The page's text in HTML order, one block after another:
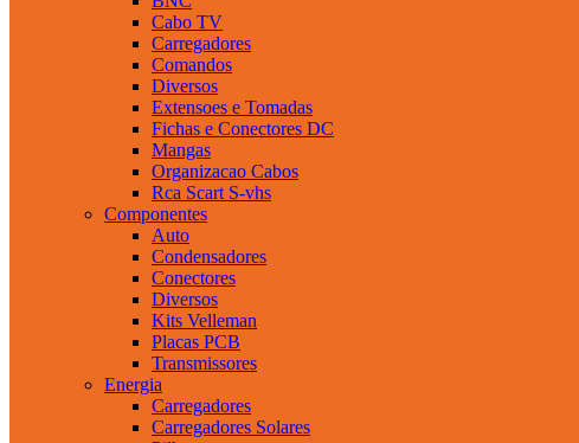
Cabo TV
Carregadores
Comandos
Diversos
Extensoes e Tomadas
Fichas e Conectores DC
Mangas
Organizacao Cabos
Rca Scart S-vhs
Componentes
Auto
Condensadores
Conectores
Diversos
Kits Velleman
Placas PCB
Transmissores
Energia
Carregadores
Carregadores Solares